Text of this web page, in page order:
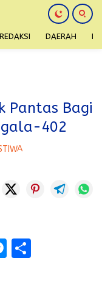
REDAKSI DAERAH
Pantas Bagi
402
M